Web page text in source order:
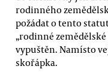
rodinného
požádat o tento
„rodinné
vypuštěn. Namísto
skořápka.